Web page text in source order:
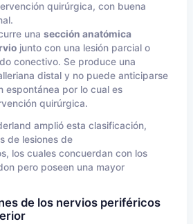
quirúrgica, con buena
una sección anatómica
junto con una lesión parcial o
conectivo. Se produce una
distal y no puede anticiparse
espontánea por lo cual es
quirúrgica.
amplió esta clasificación,
de lesiones de
los cuales concuerdan con los
pero poseen una mayor
de los nervios periféricos